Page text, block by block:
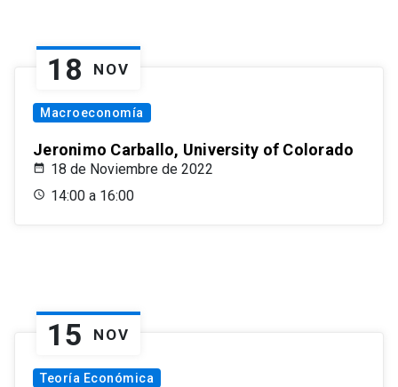
18 NOV
Macroeconomía
Jeronimo Carballo, University of Colorado
18 de Noviembre de 2022
14:00 a 16:00
15 NOV
Teoría Económica